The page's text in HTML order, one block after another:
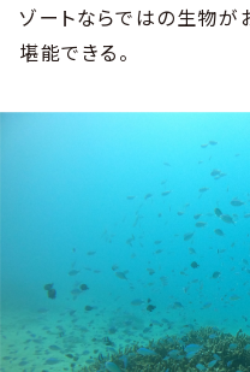
ゾートならではの生物が
堪能できる。